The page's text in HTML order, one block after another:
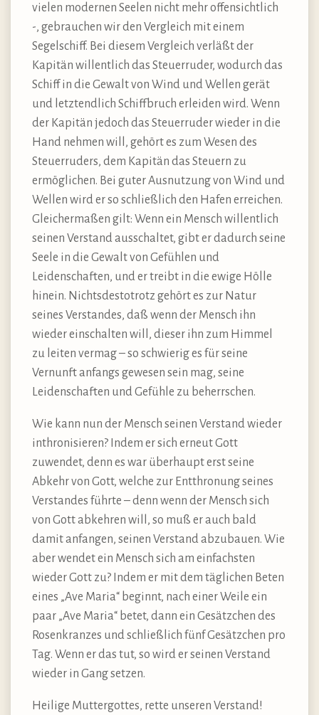
vielen modernen Seelen nicht mehr offensichtlich
-, gebrauchen wir den Vergleich mit einem
Segelschiff. Bei diesem Vergleich verläßt der
Kapitän willentlich das Steuerruder, wodurch das
Schiff in die Gewalt von Wind und Wellen gerät
und letztendlich Schiffbruch erleiden wird. Wenn
der Kapitän jedoch das Steuerruder wieder in die
Hand nehmen will, gehört es zum Wesen des
Steuerruders, dem Kapitän das Steuern zu
ermöglichen. Bei guter Ausnutzung von Wind und
Wellen wird er so schließlich den Hafen erreichen.
Gleichermaßen gilt: Wenn ein Mensch willentlich
seinen Verstand ausschaltet, gibt er dadurch seine
Seele in die Gewalt von Gefühlen und
Leidenschaften, und er treibt in die ewige Hölle
hinein. Nichtsdestotrotz gehört es zur Natur
seines Verstandes, daß wenn der Mensch ihn
wieder einschalten will, dieser ihn zum Himmel
zu leiten vermag – so schwierig es für seine
Vernunft anfangs gewesen sein mag, seine
Leidenschaften und Gefühle zu beherrschen.
Wie kann nun der Mensch seinen Verstand wieder
inthronisieren? Indem er sich erneut Gott
zuwendet, denn es war überhaupt erst seine
Abkehr von Gott, welche zur Entthronung seines
Verstandes führte – denn wenn der Mensch sich
von Gott abkehren will, so muß er auch bald
damit anfangen, seinen Verstand abzubauen. Wie
aber wendet ein Mensch sich am einfachsten
wieder Gott zu? Indem er mit dem täglichen Beten
eines „Ave Maria“ beginnt, nach einer Weile ein
paar „Ave Maria“ betet, dann ein Gesätzchen des
Rosenkranzes und schließlich fünf Gesätzchen pro
Tag. Wenn er das tut, so wird er seinen Verstand
wieder in Gang setzen.
Heilige Muttergottes, rette unseren Verstand!